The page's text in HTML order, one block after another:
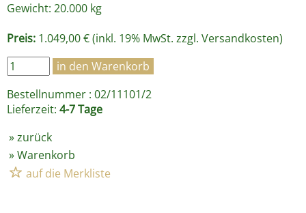
Gewicht: 20.000 kg
Preis: 1.049,00 € (inkl. 19% MwSt. zzgl. Versandkosten)
Bestellnummer : 02/11101/2
Lieferzeit: 4-7 Tage
»zurück
»Warenkorb